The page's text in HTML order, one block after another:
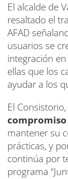
El alcalde de
resaltado el
AFAD
usuarios se
integración
ellas que los
ayudar a los
El
compromiso
mantener su
prácticas, y
continúa por
programa